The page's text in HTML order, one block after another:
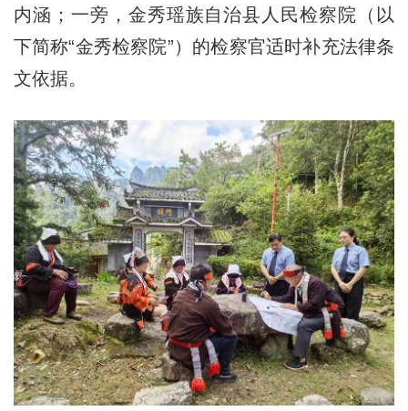
内涵；一旁，金秀瑶族自治县人民检察院（以
下简称“金秀检察院”）的检察官适时补充法律条
文依据。